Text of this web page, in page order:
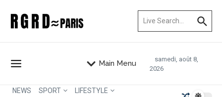
Main Menu
samedi, août 8,
2026
NEWS SPORT
LIFESTYLE